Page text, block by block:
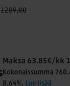
1289,00
Maksa 63.85€/kk
Kokonaissumma
8.64%. Lue lisää